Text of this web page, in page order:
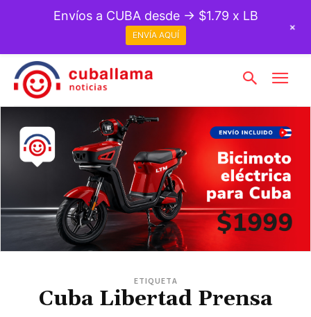
ETIQUETA
Cuba Libertad Prensa
Envíos a CUBA desde → $1.79 x LB
ENVÍA AQUÍ
+